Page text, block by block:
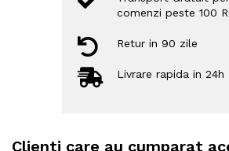
comenzi peste 100
Retur in 90 zile
Livrare rapida in 24h
Clienti care au cumparat